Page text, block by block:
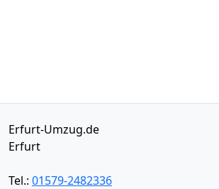
Erfurt-Umzug.de
Erfurt
Tel.: 01579-2482336